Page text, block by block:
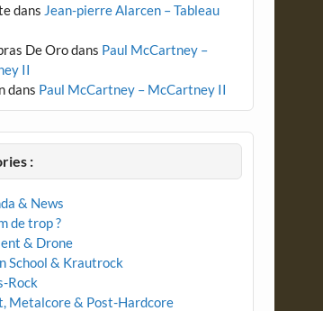
dans Jean-pierre Alarcen – Tableau
De Orodans Paul McCartney –
II
dans Paul McCartney – McCartney II
:
& News
de trop ?
& Drone
School & Krautrock
Rock
Metalcore & Post-Hardcore